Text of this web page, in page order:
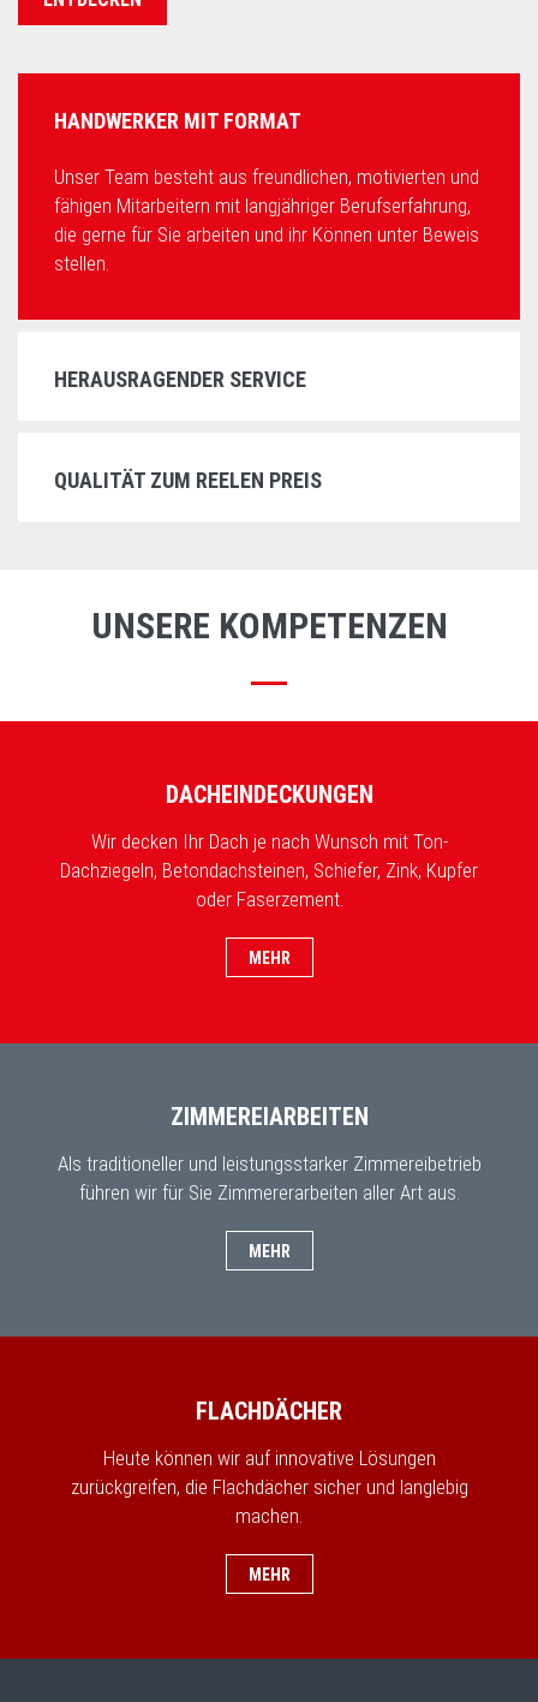
HANDWERKER MIT FORMAT
Unser Team besteht aus freundlichen, motivierten und
fähigen Mitarbeitern mit langjähriger Berufserfahrung,
die gerne für Sie arbeiten und ihr Können unter Beweis
stellen.
HERAUSRAGENDER SERVICE
QUALITÄT ZUM REELEN PREIS
UNSERE KOMPETENZEN
DACHEINDECKUNGEN
Wir decken Ihr Dach je nach Wunsch mit Ton-
Dachziegeln, Betondachsteinen, Schiefer, Zink, Kupfer
oder Faserzement.
MEHR
ZIMMEREIARBEITEN
Als traditioneller und leistungsstarker Zimmereibetrieb
führen wir für Sie Zimmererarbeiten aller Art aus.
MEHR
FLACHDÄCHER
Heute können wir auf innovative Lösungen
zurückgreifen, die Flachdächer sicher und langlebig
machen.
MEHR